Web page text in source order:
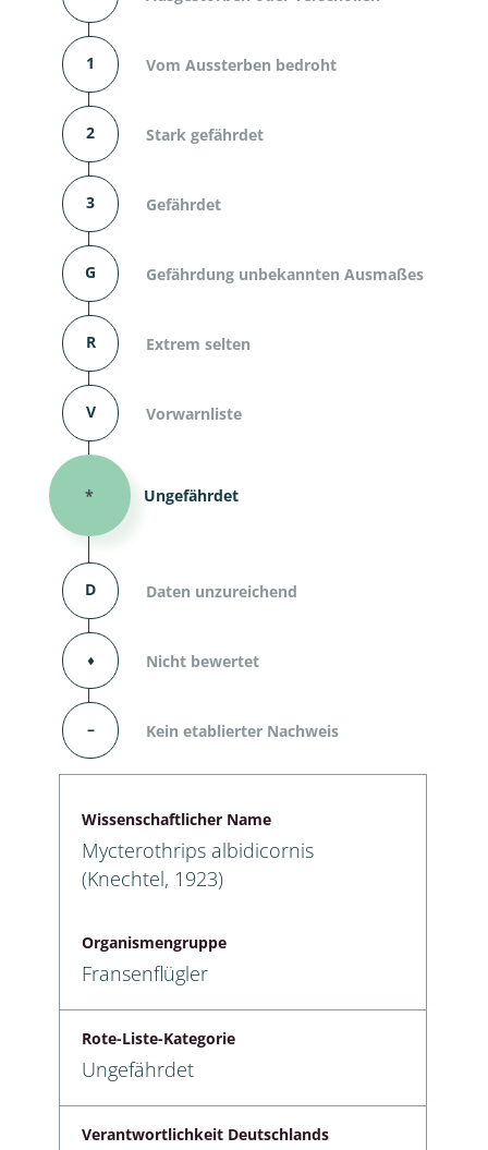
1 Vom Aussterben bedroht
2 Stark gefährdet
3 Gefährdet
G Gefährdung unbekannten Ausmaßes
R Extrem selten
V Vorwarnliste
* Ungefährdet
D Daten unzureichend
⬧ Nicht bewertet
– Kein etablierter Nachweis
Wissenschaftlicher Name
Mycterothrips albidicornis
(Knechtel, 1923)
Organismengruppe
Fransenflügler
Rote-Liste-Kategorie
Ungefährdet
Verantwortlichkeit Deutschlands